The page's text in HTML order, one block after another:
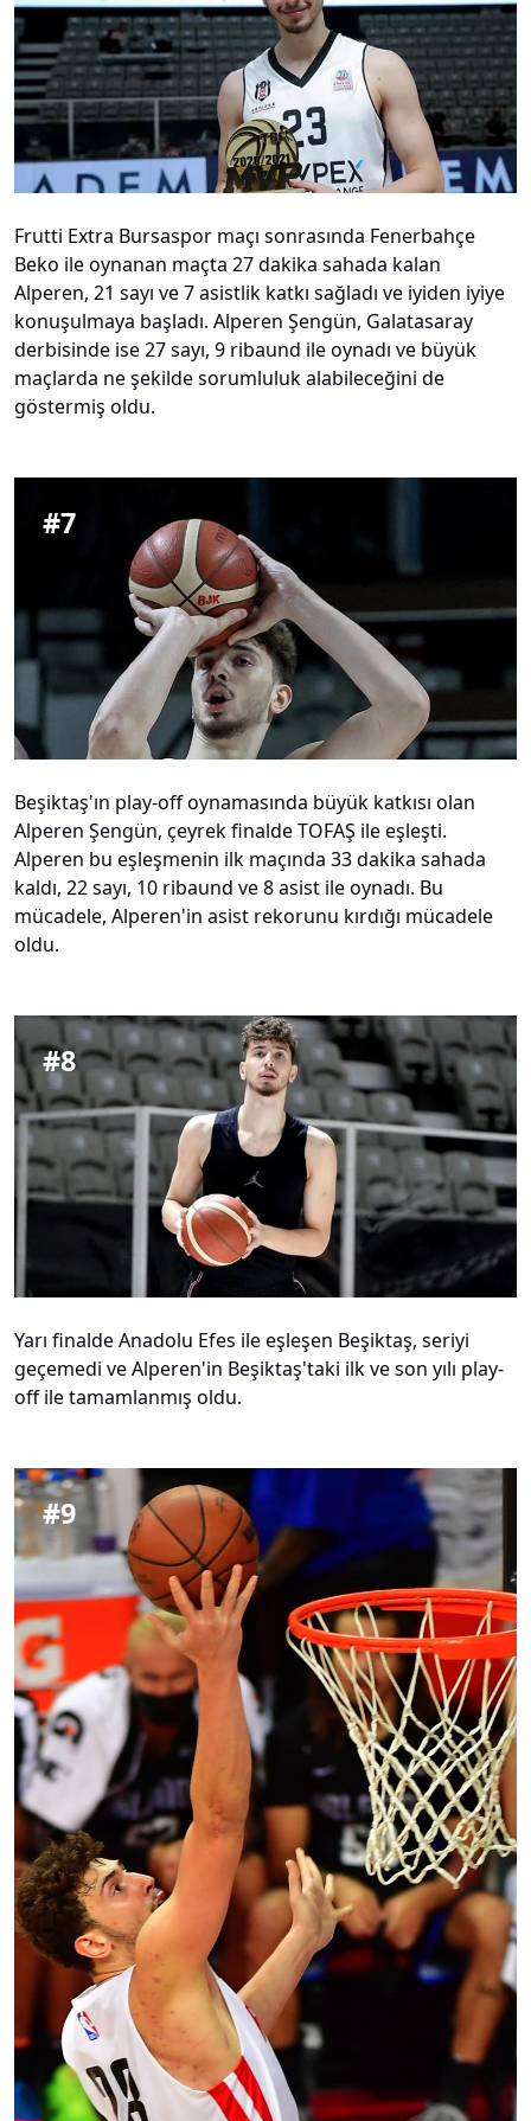
Frutti Extra Bursaspor maçı sonrasında Fenerbahçe
Beko ile oynanan maçta 27 dakika sahada kalan
Alperen, 21 sayı ve 7 asistlik katkı sağladı ve iyiden iyiye
konuşulmaya başladı. Alperen Şengün, Galatasaray
derbisinde ise 27 sayı, 9 ribaund ile oynadı ve büyük
maçlarda ne şekilde sorumluluk alabileceğini de
göstermiş oldu.
#7
Beşiktaş'ın play-off oynamasında büyük katkısı olan
Alperen Şengün, çeyrek finalde TOFAŞ ile eşleşti.
Alperen bu eşleşmenin ilk maçında 33 dakika sahada
kaldı, 22 sayı, 10 ribaund ve 8 asist ile oynadı. Bu
mücadele, Alperen'in asist rekorunu kırdığı mücadele
oldu.
#8
Yarı finalde Anadolu Efes ile eşleşen Beşiktaş, seriyi
geçemedi ve Alperen'in Beşiktaş'taki ilk ve son yılı play-
off ile tamamlanmış oldu.
#9